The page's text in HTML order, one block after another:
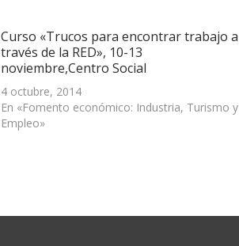
Curso «Trucos para encontrar trabajo a
través de la RED», 10-13
noviembre,Centro Social
4 octubre, 2014
En «Fomento económico: Industria, Turismo y
Empleo»